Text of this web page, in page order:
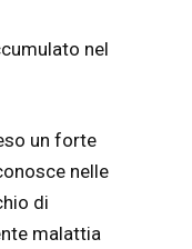
nel
un forte
nelle
di
malattia